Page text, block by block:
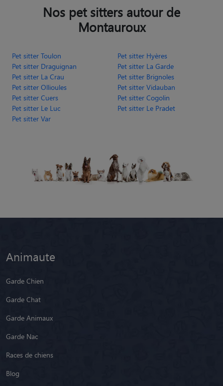
Nos pet sitters autour de
Montauroux
Pet sitter Toulon
Pet sitter Hyères
Pet sitter Draguignan
Pet sitter La Garde
Pet sitter La Crau
Pet sitter Brignoles
Pet sitter Ollioules
Pet sitter Vidauban
Pet sitter Cuers
Pet sitter Cogolin
Pet sitter Le Luc
Pet sitter Le Pradet
Pet sitter Var
Animaute
Garde Chien
Garde Chat
Garde Animaux
Garde Nac
Races de chiens
Blog